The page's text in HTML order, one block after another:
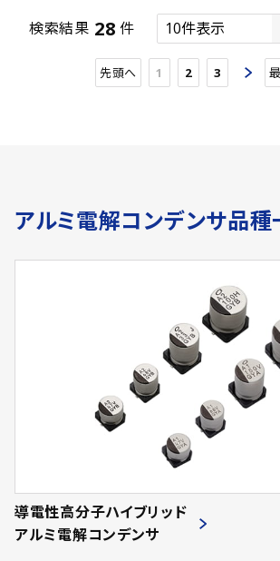
検索結果 28 件
先頭へ 1 2 3
アルミ電解コンデンサ品
導電性高分子ハイブリッド
アルミ電解コンデンサ